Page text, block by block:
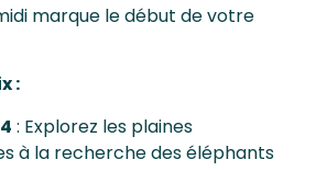
marque le début de votre
:
: Explorez les plaines
à la recherche des éléphants